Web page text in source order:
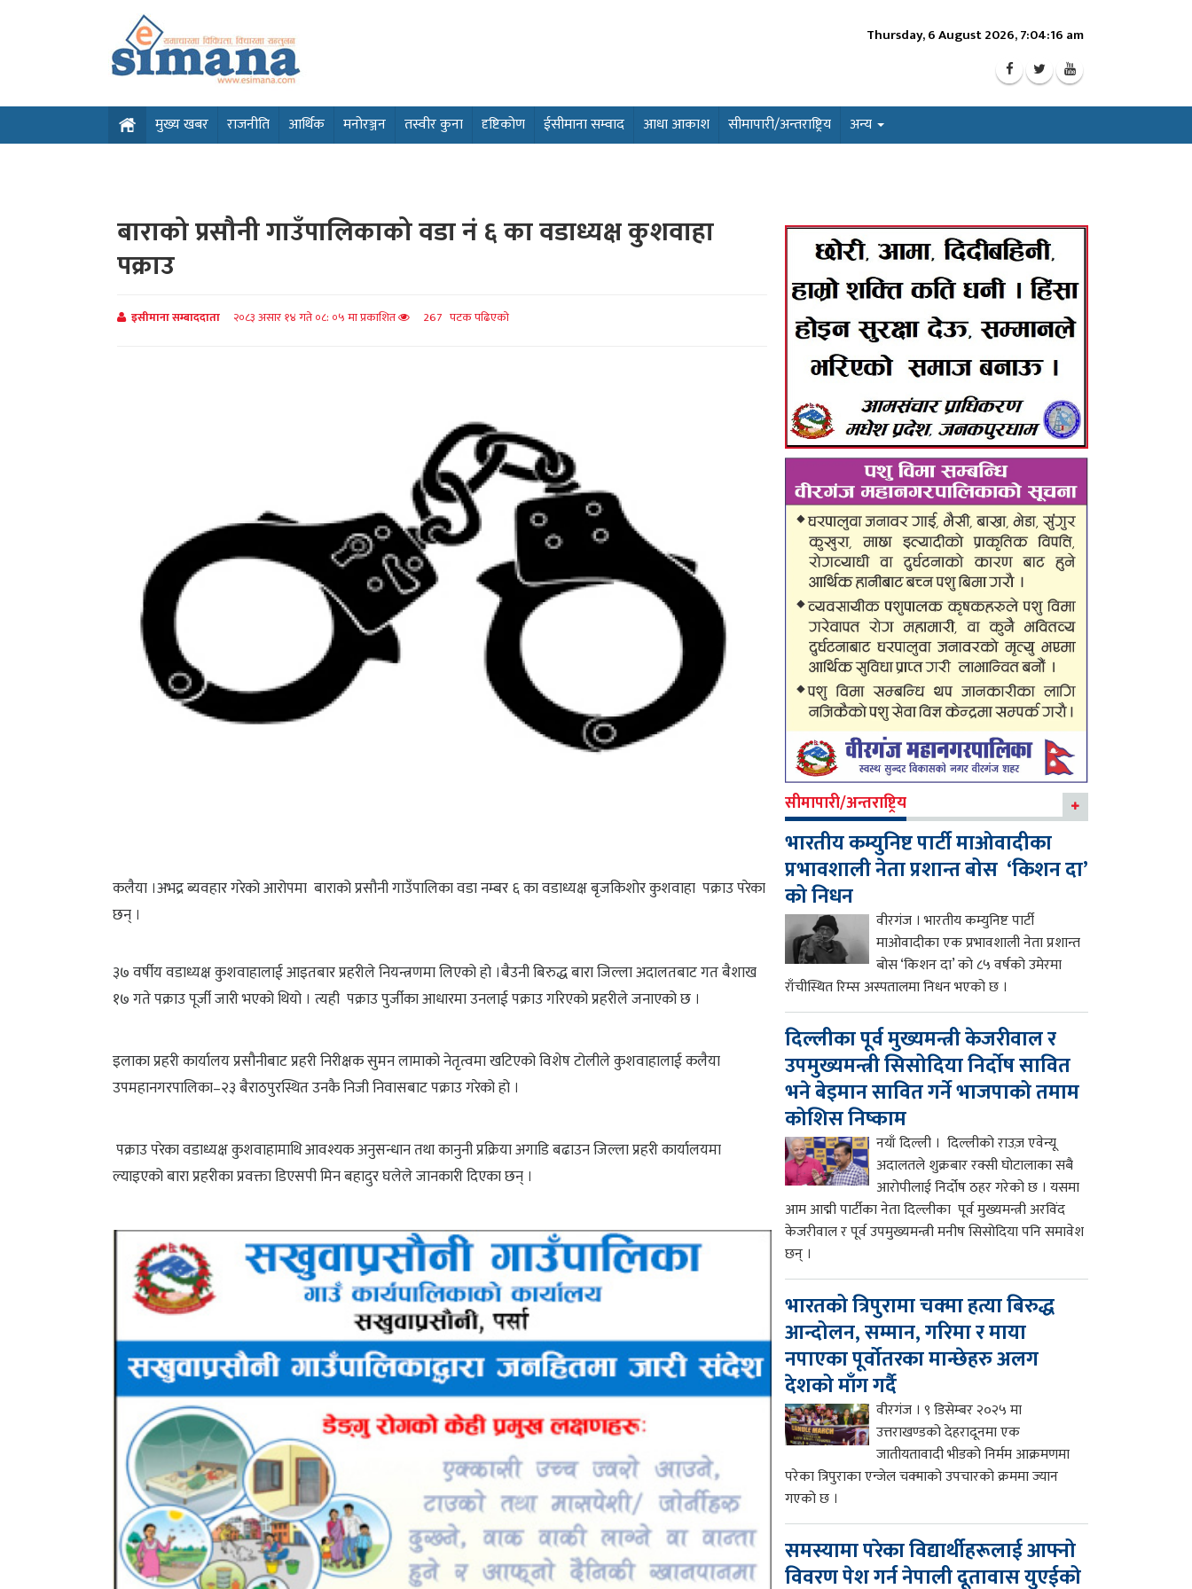
Thursday, 6 August 2026, 7:04:18 am
मुख्य खबर राजनीति आर्थिक मनोरञ्जन तस्वीर कुना दृष्टिकोण ईसीमाना सम्वाद आधा आकाश सीमापारी/अन्तराष्ट्रिय अन्य
बाराको प्रसौनी गाउँपालिकाको वडा नं ६ का वडाध्यक्ष कुशवाहा
पक्राउ
इसीमाना सम्बाददाता २०८३ असार १४ गते ०८: ०५ मा प्रकाशित 267 पटक पढिएको
कलैया ।अभद्र ब्यवहार गरेको आरोपमा बाराको प्रसौनी गाउँपालिका वडा नम्बर ६ का वडाध्यक्ष बृजकिशोर कुशवाहा पक्राउ परेका
छन् ।
३७ वर्षीय वडाध्यक्ष कुशवाहालाई आइतबार प्रहरीले नियन्त्रणमा लिएको हो ।बैउनी बिरुद्ध बारा जिल्ला अदालतबाट गत बैशाख
१७ गते पक्राउ पूर्जी जारी भएको थियो । त्यही पक्राउ पुर्जीका आधारमा उनलाई पक्राउ गरिएको प्रहरीले जनाएको छ ।
इलाका प्रहरी कार्यालय प्रसौनीबाट प्रहरी निरीक्षक सुमन लामाको नेतृत्वमा खटिएको विशेष टोलीले कुशवाहालाई कलैया
उपमहानगरपालिका–२३ बैराठपुरस्थित उनकै निजी निवासबाट पक्राउ गरेको हो ।
पक्राउ परेका वडाध्यक्ष कुशवाहामाथि आवश्यक अनुसन्धान तथा कानुनी प्रक्रिया अगाडि बढाउन जिल्ला प्रहरी कार्यालयमा
ल्याइएको बारा प्रहरीका प्रवक्ता डिएसपी मिन बहादुर घलेले जानकारी दिएका छन् ।
सीमापारी/अन्तराष्ट्रिय
भारतीय कम्युनिष्ट पार्टी माओवादीका
प्रभावशाली नेता प्रशान्त बोस ‘किशन दा’
को निधन
वीरगंज । भारतीय कम्युनिष्ट पार्टी
माओवादीका एक प्रभावशाली नेता प्रशान्त
बोस ‘किशन दा’ को ८५ वर्षको उमेरमा
राँचीस्थित रिम्स अस्पतालमा निधन भएको छ ।
दिल्लीका पूर्व मुख्यमन्त्री केजरीवाल र
उपमुख्यमन्त्री सिसोदिया निर्दोष सावित
भने बेइमान सावित गर्ने भाजपाको तमाम
कोशिस निष्काम
नयाँ दिल्ली । दिल्लीको राउज़ एवेन्यू
अदालतले शुक्रबार रक्सी घोटालाका सबै
आरोपीलाई निर्दोष ठहर गरेको छ । यसमा
आम आद्मी पार्टीका नेता दिल्लीका पूर्व मुख्यमन्त्री अरविंद
केजरीवाल र पूर्व उपमुख्यमन्त्री मनीष सिसोदिया पनि समावेश
छन् ।
भारतको त्रिपुरामा चक्मा हत्या बिरुद्ध
आन्दोलन, सम्मान, गरिमा र माया
नपाएका पूर्वोतरका मान्छेहरु अलग
देशको माँग गर्दै
वीरगंज । ९ डिसेम्बर २०२५ मा
उत्तराखण्डको देहरादूनमा एक
जातीयतावादी भीडको निर्मम आक्रमणमा
परेका त्रिपुराका एन्जेल चक्माको उपचारको क्रममा ज्यान
गएको छ ।
समस्यामा परेका विद्यार्थीहरूलाई आफ्नो
विवरण पेश गर्न नेपाली दूतावास युएईको